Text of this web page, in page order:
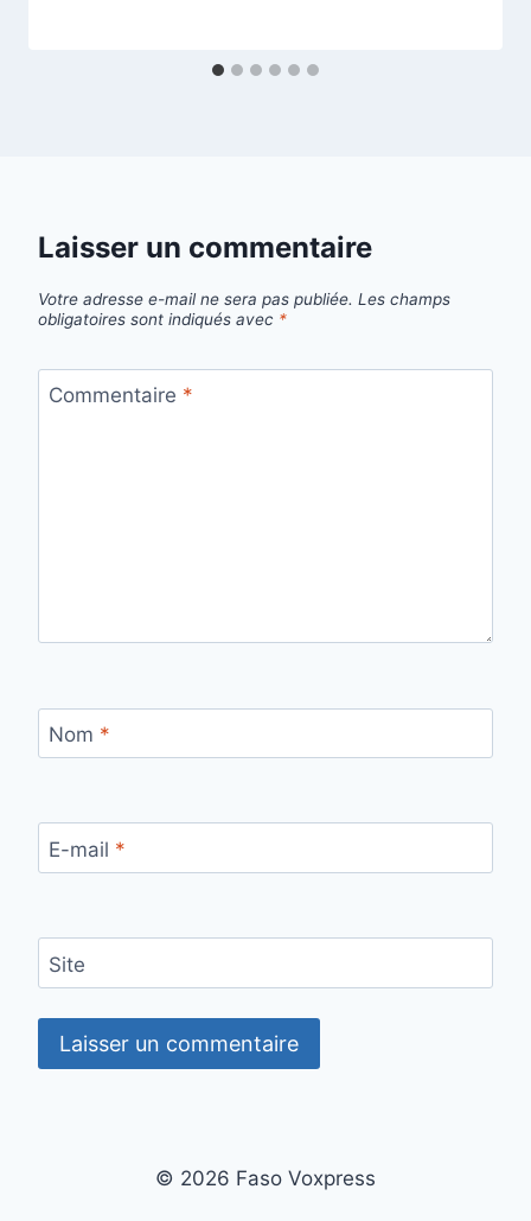
Laisser un commentaire
Votre adresse e-mail ne sera pas publiée. Les champs
obligatoires sont indiqués avec *
Commentaire *
Nom *
E-mail *
Site
© 2026 Faso Voxpress